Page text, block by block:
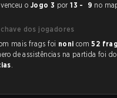
o Jogo 3 por 13 - 9 no
dos jogadores
mais frags foi noni com52
de assistências na partida foi
.